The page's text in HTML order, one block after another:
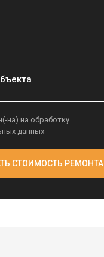
СТОИМОСТЬ РЕМОНТА
на) на обработку
данных